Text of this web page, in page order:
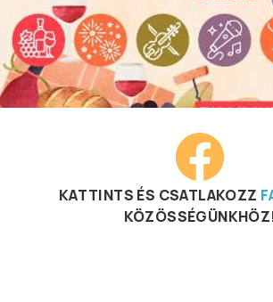
KATTINTS ÉS CSATLAKOZZ